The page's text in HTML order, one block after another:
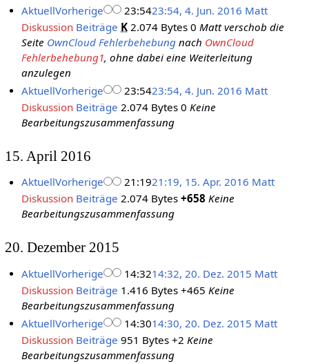
AktuellVorherige 23:5423:54, 4. Jun. 2016 Matt
Diskussion Beiträge K 2.074 Bytes 0 Matt verschob die
Seite OwnCloud Fehlerbehebung nach OwnCloud
Fehlerbehebung1, ohne dabei eine Weiterleitung
anzulegen
AktuellVorherige 23:5423:54, 4. Jun. 2016 Matt
Diskussion Beiträge 2.074 Bytes 0 Keine
Bearbeitungszusammenfassung
15. April 2016
AktuellVorherige 21:1921:19, 15. Apr. 2016 Matt
Diskussion Beiträge 2.074 Bytes +658 Keine
Bearbeitungszusammenfassung
20. Dezember 2015
AktuellVorherige 14:3214:32, 20. Dez. 2015 Matt
Diskussion Beiträge 1.416 Bytes +465 Keine
Bearbeitungszusammenfassung
AktuellVorherige 14:3014:30, 20. Dez. 2015 Matt
Diskussion Beiträge 951 Bytes +2 Keine
Bearbeitungszusammenfassung